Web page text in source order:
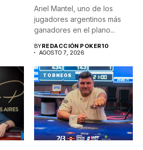
Ariel Mantel, uno de los
jugadores argentinos más
ganadores en el plano...
BYREDACCIÓN POKER10
AGOSTO 7, 2026
TORNEOS